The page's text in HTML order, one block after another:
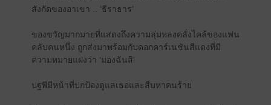
สังกัดของอาเขา .. ‘ธีราธาร’
ของขวัญมากมายที่แสดงถึงความลุ่มหลงคลั่งไคล้ของแฟน
คลับคนหนึ่ง ถูกส่งมาพร้อมกับดอกคาร์เนชันสีแดงที่มี
ความหมายแฝงว่า ‘มองฉันสิ’
ปฐพีมีหน้าที่ปกป้องดูแลเธอและสืบหาคนร้าย